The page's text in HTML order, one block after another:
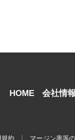
HOME 会社情報
約 マージン率等